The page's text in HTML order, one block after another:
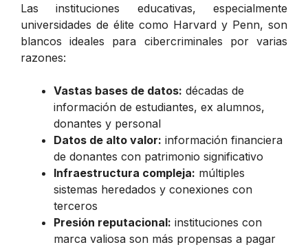
Las instituciones educativas, especialmente
universidades de élite como Harvard y Penn, son
blancos ideales para cibercriminales por varias
razones:
Vastas bases de datos: décadas de
información de estudiantes, ex alumnos,
donantes y personal
Datos de alto valor: información financiera
de donantes con patrimonio significativo
Infraestructura compleja: múltiples
sistemas heredados y conexiones con
terceros
Presión reputacional: instituciones con
marca valiosa son más propensas a pagar